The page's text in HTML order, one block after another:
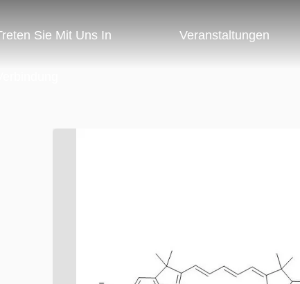
Sie Mit Uns In Veranstaltungen